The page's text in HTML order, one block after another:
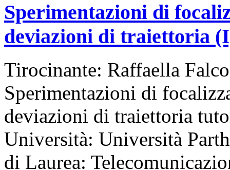
Sperimentazioni di
deviazioni di traiettoria
Tirocinante: Raffaella
Sperimentazioni di
deviazioni di traiettoria
Università: Università
di Laurea: